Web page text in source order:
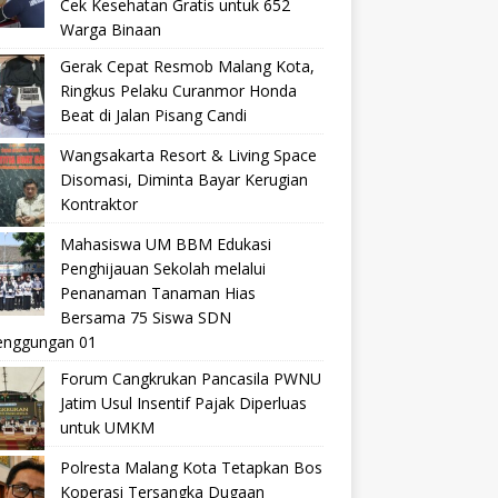
Cek Kesehatan Gratis untuk 652
Warga Binaan
Gerak Cepat Resmob Malang Kota,
Ringkus Pelaku Curanmor Honda
Beat di Jalan Pisang Candi
Wangsakarta Resort & Living Space
Disomasi, Diminta Bayar Kerugian
Kontraktor
Mahasiswa UM BBM Edukasi
Penghijauan Sekolah melalui
Penanaman Tanaman Hias
Bersama 75 Siswa SDN
01
Forum Cangkrukan Pancasila PWNU
Jatim Usul Insentif Pajak Diperluas
untuk UMKM
Polresta Malang Kota Tetapkan Bos
Koperasi Tersangka Dugaan